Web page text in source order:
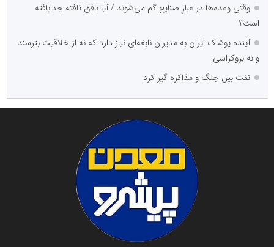
وقتی وعده‌ها در غبارِ صنایع گم می‌شوند / آیا بافق تافته جدابافته
است؟
آینده پوشاک ایران به مدیران نابغه‌ای نیاز دارد که نه از خلاقیت بترسند
و نه بروکراسی
نفت بین جنگ و مذاکره گیر کرد